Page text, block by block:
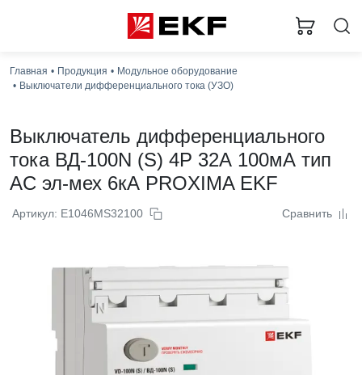
Главная Продукция
Модульное оборудование
Выключатели дифференциального тока (УЗО)
Выключатель дифференциального
тока ВД-100N (S) 4P 32А 100мА тип
AC эл-мех 6кА PROXIMA EKF
Артикул: E1046MS32100 Сравнить